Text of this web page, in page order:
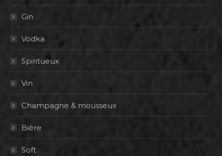
Gin
Vodka
Spiritueux
Vin
Champagne & mousseux
Bière
Soft